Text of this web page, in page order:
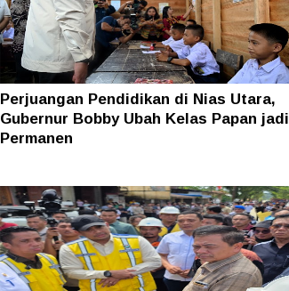
Perjuangan Pendidikan di Nias Utara,
Gubernur Bobby Ubah Kelas Papan jadi
Permanen